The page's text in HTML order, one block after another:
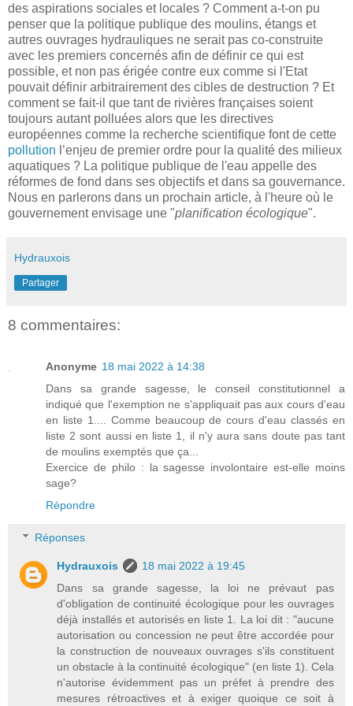
des aspirations sociales et locales ? Comment a-t-on pu
penser que la politique publique des moulins, étangs et
autres ouvrages hydrauliques ne serait pas co-construite
avec les premiers concernés afin de définir ce qui est
possible, et non pas érigée contre eux comme si l'Etat
pouvait définir arbitrairement des cibles de destruction ? Et
comment se fait-il que tant de rivières françaises soient
toujours autant polluées alors que les directives
européennes comme la recherche scientifique font de cette
pollution l’enjeu de premier ordre pour la qualité des milieux
aquatiques ? La politique publique de l'eau appelle des
réformes de fond dans ses objectifs et dans sa gouvernance.
Nous en parlerons dans un prochain article, à l'heure où le
gouvernement envisage une "planification écologique".
Hydrauxois
Partager
8 commentaires:
Anonyme 18 mai 2022 à 14:38
Dans sa grande sagesse, le conseil constitutionnel a
indiqué que l'exemption ne s'appliquait pas aux cours d'eau
en liste 1.... Comme beaucoup de cours d'eau classés en
liste 2 sont aussi en liste 1, il n'y aura sans doute pas tant
de moulins exemptés que ça...
Exercice de philo : la sagesse involontaire est-elle moins
sage?
Répondre
Réponses
Hydrauxois
18 mai 2022 à 19:45
Dans sa grande sagesse, la loi ne prévaut pas
d'obligation de continuité écologique pour les ouvrages
déjà installés et autorisés en liste 1. La loi dit : "aucune
autorisation ou concession ne peut être accordée pour
la construction de nouveaux ouvrages s'ils constituent
un obstacle à la continuité écologique" (en liste 1). Cela
n'autorise évidemment pas un préfet à prendre des
mesures rétroactives et à exiger quoique ce soit à